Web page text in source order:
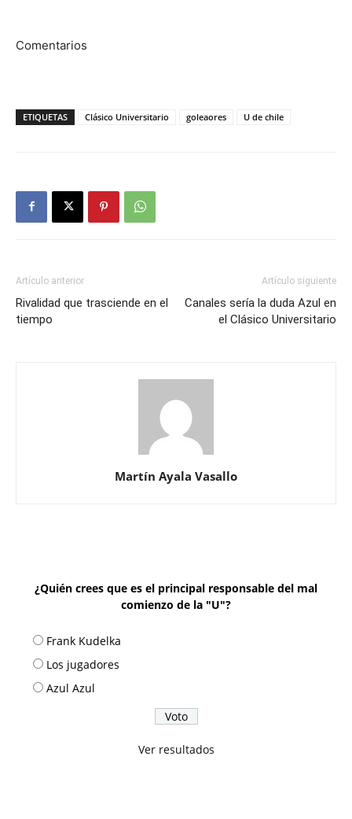
Comentarios
ETIQUETAS Clásico Universitario goleaores U de chile
Artículo anterior
Rivalidad que trasciende en el
tiempo
Artículo siguiente
Canales sería la duda Azul en
el Clásico Universitario
Martín Ayala Vasallo
¿Quién crees que es el principal responsable del mal
comienzo de la "U"?
Frank Kudelka
Los jugadores
Azul Azul
Ver resultados